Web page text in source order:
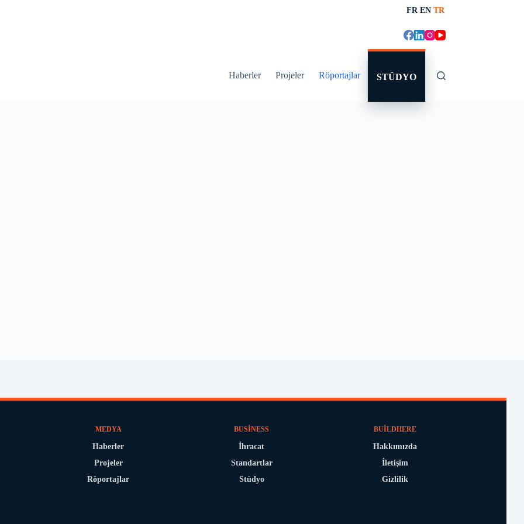
FR EN TR
Haberler Projeler Röportajlar STÜDYO
MEDYA
Haberler
Projeler
Röportajlar
BUSINESS
İhracat
Standartlar
Stüdyo
BUILDHERE
Hakkımızda
İletişim
Gizlilik